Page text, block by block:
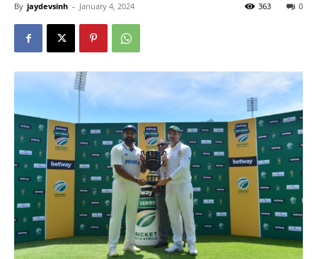
By jaydevsinh - January 4, 2024 0
363